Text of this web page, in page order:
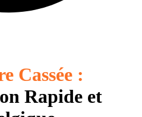
Cassée :
Rapide et